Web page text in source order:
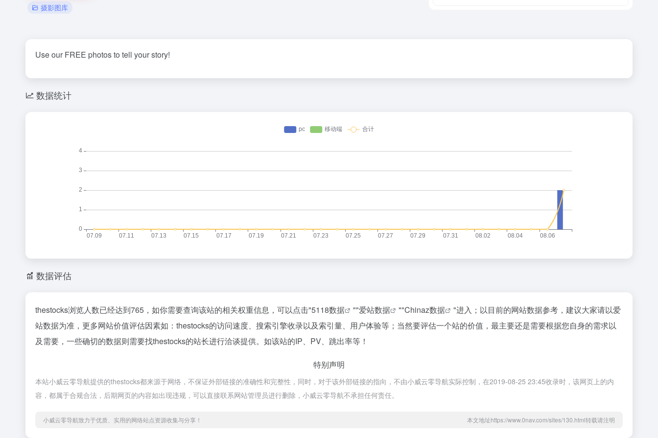
摄影图库
Use our FREE photos to tell your story!
数据统计
数据评估
thestocks浏览人数已经达到765，如你需要查询该站的相关权重信息，可以点击"5118数据 ""爱站数据 ""Chinaz数据
"进入；以目前的网站数据参考，建议大家请以爱
站数据为准，更多网站价值评估因素如：thestocks的访问速度、搜索引擎收录以及索引量、用户体验等；当然要评估一个站的价值，最主要还是需要根据您自身的需求以
及需要，一些确切的数据则需要找thestocks的站长进行洽谈提供。如该站的IP、PV、跳出率等！
特别声明
本站小威云零导航提供的thestocks都来源于网络，不保证外部链接的准确性和完整性，同时，对于该外部链接的指向，不由小威云零导航实际控制，在2019-08-25 23:45收录时，该网页上的内
容，都属于合规合法，后期网页的内容如出现违规，可以直接联系网站管理员进行删除，小威云零导航不承担任何责任。
小威云零导航致力于优质、实用的网络站点资源收集与分享！ 本文地址https://www.0nav.com/sites/130.html转载请注明